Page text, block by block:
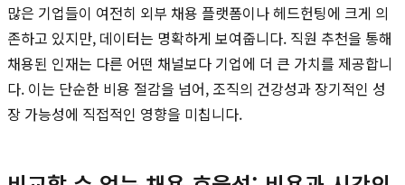
많은 기업들이 여전히 외부 채용 플랫폼이나 헤드헌팅에 크게 의
존하고 있지만, 데이터는 명확하게 보여줍니다. 직원 추천을 통해
채용된 인재는 다른 어떤 채널보다 기업에 더 큰 가치를 제공합니
다. 이는 단순한 비용 절감을 넘어, 조직의 건강성과 장기적인 성
장 가능성에 직접적인 영향을 미칩니다.